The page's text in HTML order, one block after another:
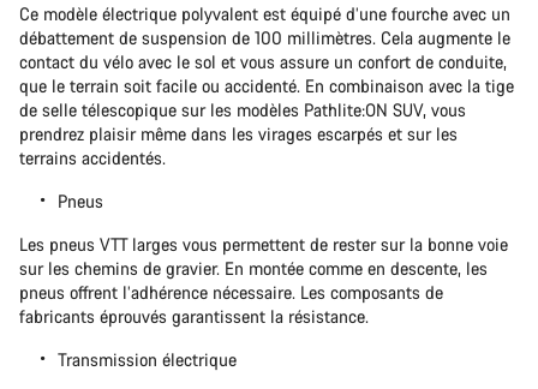
Ce modèle électrique polyvalent est équipé d’une fourche avec un
débattement de suspension de 100 millimètres. Cela augmente le
contact du vélo avec le sol et vous assure un confort de conduite,
que le terrain soit facile ou accidenté. En combinaison avec la tige
de selle télescopique sur les modèles Pathlite:ON SUV, vous
prendrez plaisir même dans les virages escarpés et sur les
terrains accidentés.
Pneus
Les pneus VTT larges vous permettent de rester sur la bonne voie
sur les chemins de gravier. En montée comme en descente, les
pneus offrent l’adhérence nécessaire. Les composants de
fabricants éprouvés garantissent la résistance.
Transmission électrique